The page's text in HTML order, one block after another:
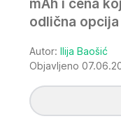
mAh i cena
odlična
Autor: Ilija Baošić
Objavljeno